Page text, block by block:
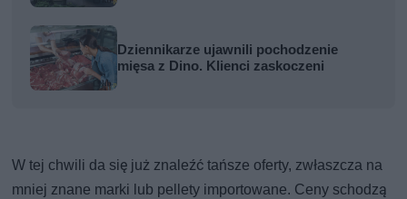
Dziennikarze ujawnili pochodzenie
mięsa z Dino. Klienci zaskoczeni
W tej chwili da się już znaleźć tańsze oferty, zwłaszcza na
mniej znane marki lub pellety importowane. Ceny schodzą